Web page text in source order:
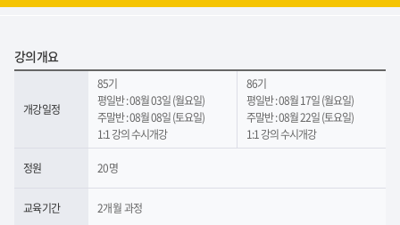
강의개요
개강일정
85기
평일반 : 08월 03일 (월요일)
주말반 : 08월 08일 (토요일)
1:1 강의 수시개강
86기
평일반 : 08월 17일 (월요일)
주말반 : 08월 22일 (토요일)
1:1 강의 수시개강
정원 20명
교육기간 2개월 과정